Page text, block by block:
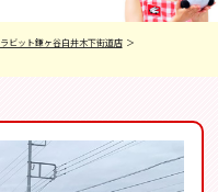
ラビット鎌ヶ谷白井木下街道店